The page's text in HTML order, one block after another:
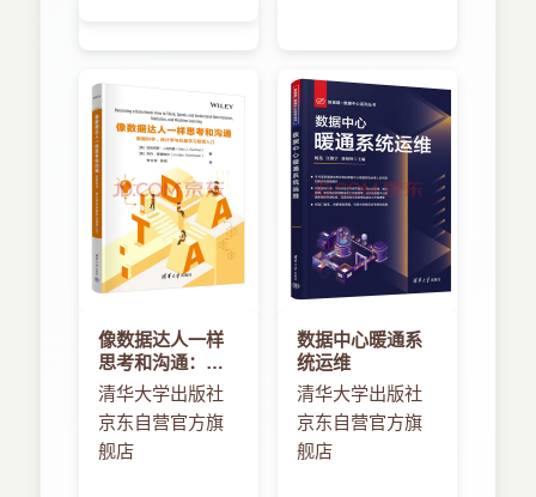
第2章 约束
2.1 约束类型
2.2.1 冲突的优先级
2.2.2 枚举型优先级
● Auto Layout是表达性的。你可以描述比能在
旧的spring-strut系统中更多的关系。不只是“吸附这
条边”或者“沿着这个坐标轴改变尺寸大小”，它可以
表示一个视图关联到另一个视图的方式，而不仅仅
是它的父视图。
● Auto Layout是增量式的。可以根据你自己的
时间表使用它。可以添加它，将它作为应用和界面
的一部分，或者将其作为一个完整的Auto Layout经
历。Auto Layout提供向后兼容，使你可以使用所有
spring和strut、所有约束或者两者的混合，来创建
自己的界面。
像数据达人一样
思考和沟通：数
据科学、统计学
与机器学习极简
入门
清华大学出版社
京东自营官方旗
舰店
数据中心暖通系
统运维
清华大学出版社
京东自营官方旗
舰店